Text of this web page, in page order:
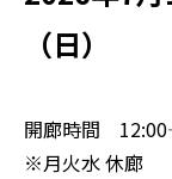
（日）
開廊時間
※月火水 休廊